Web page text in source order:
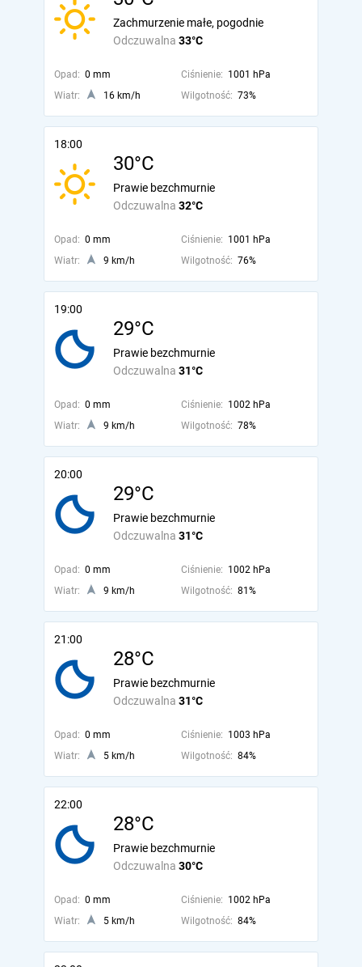
Odczuwalna 33°C
Zachmurzenie małe, pogodnie
Opad: 0 mm Ciśnienie: 1001 hPa
Wiatr:
16 km/h Wilgotność: 73%
18:00
30°C
Odczuwalna 32°C
Prawie bezchmurnie
Opad: 0 mm Ciśnienie: 1001 hPa
Wiatr:
9 km/h Wilgotność: 76%
19:00
29°C
Odczuwalna 31°C
Prawie bezchmurnie
Opad: 0 mm Ciśnienie: 1002 hPa
Wiatr:
9 km/h Wilgotność: 78%
20:00
29°C
Odczuwalna 31°C
Prawie bezchmurnie
Opad: 0 mm Ciśnienie: 1002 hPa
Wiatr:
9 km/h Wilgotność: 81%
21:00
28°C
Odczuwalna 31°C
Prawie bezchmurnie
Opad: 0 mm Ciśnienie: 1003 hPa
Wiatr:
5 km/h Wilgotność: 84%
22:00
28°C
Odczuwalna 30°C
Prawie bezchmurnie
Opad: 0 mm Ciśnienie: 1002 hPa
Wiatr:
5 km/h Wilgotność: 84%